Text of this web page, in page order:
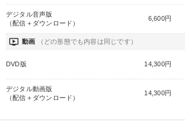
デジタル音声版
（配信＋ダウンロード）
6,600円
ondemand_video 動画 （どの形態でも内容は同じです）
DVD版 14,300円
デジタル動画版
（配信＋ダウンロード）
14,300円